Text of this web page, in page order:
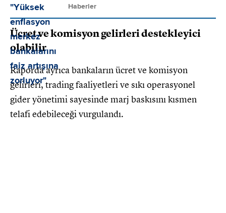
Haberler
Ücret ve komisyon gelirleri destekleyici
olabilir
Raporda ayrıca bankaların ücret ve komisyon
gelirleri, trading faaliyetleri ve sıkı operasyonel
gider yönetimi sayesinde marj baskısını kısmen
telafi edebileceği vurgulandı.